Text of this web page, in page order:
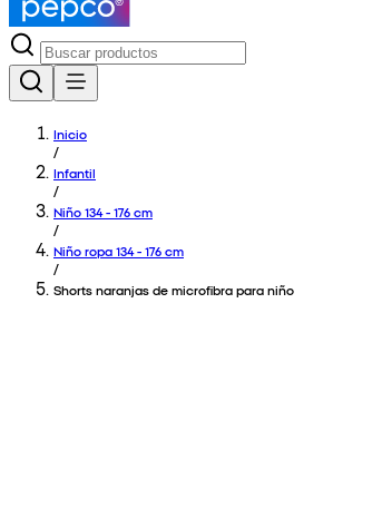
Inicio
/
Infantil
/
Niño 134 - 176 cm
/
Niño ropa 134 - 176 cm
/
Shorts naranjas de microfibra para niño